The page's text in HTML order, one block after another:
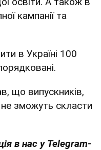
кампанії та
в Україні 100
що випускників,
не зможуть скласти
в нас у Telegram-